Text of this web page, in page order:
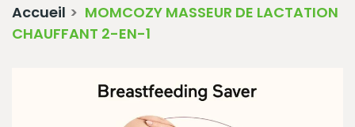
Accueil
MOMCOZY MASSEUR DE LACTATION
CHAUFFANT 2-EN-1